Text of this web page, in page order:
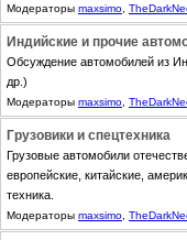
Модераторы maxsimo
Индийские и прочие
Обсуждение автомобилей из
др.)
Модераторы maxsimo
Грузовики и спецтехника
Грузовые автомобили
европейские, китайские,
техника.
Модераторы maxsimo